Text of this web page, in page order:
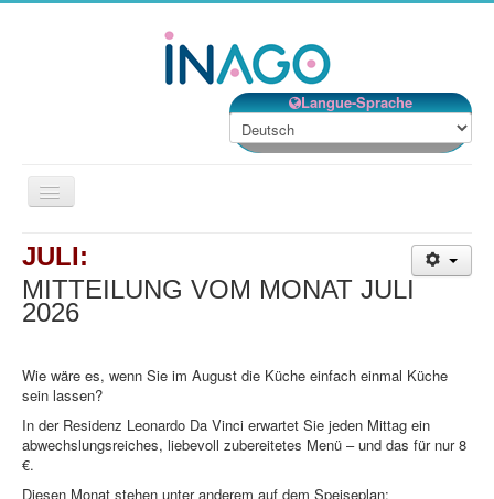
Langue-Sprache
Navigation
an/aus
Willkommen
Unsere Einrichtungen
Unsere Dienstleistungen
Ehrenamt
Kontakt
JULI:
MITTEILUNG VOM MONAT JULI
2026
Wie wäre es, wenn Sie im August die Küche einfach einmal Küche
sein lassen?
In der Residenz Leonardo Da Vinci erwartet Sie jeden Mittag ein
abwechslungsreiches, liebevoll zubereitetes Menü – und das für nur 8
€.
Diesen Monat stehen unter anderem auf dem Speiseplan: